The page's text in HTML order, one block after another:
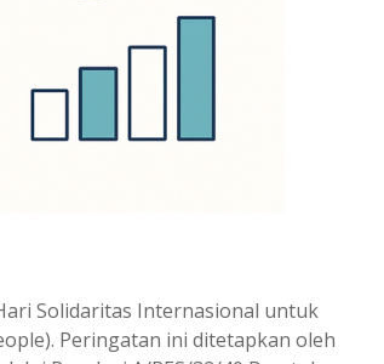
Solidaritas Internasional untuk
Peringatan ini ditetapkan oleh